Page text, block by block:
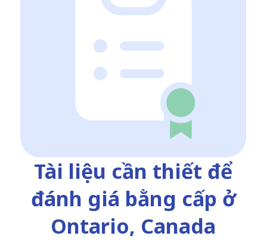
Tài liệu cần thiết để
đánh giá bằng cấp ở
Ontario, Canada